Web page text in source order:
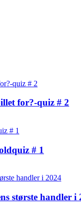
for?-quiz # 2
# 1
største handler i